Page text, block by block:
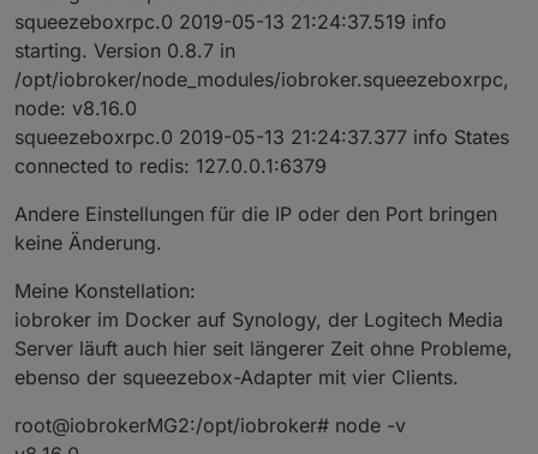
squeezeboxrpc.0 2019-05-13 21:24:37.519 info
starting. Version 0.8.7 in
/opt/iobroker/node_modules/iobroker.squeezeboxrpc,
node: v8.16.0
squeezeboxrpc.0 2019-05-13 21:24:37.377 info States
connected to redis: 127.0.0.1:6379
Andere Einstellungen für die IP oder den Port bringen
keine Änderung.
Meine Konstellation:
iobroker im Docker auf Synology, der Logitech Media
Server läuft auch hier seit längerer Zeit ohne Probleme,
ebenso der squeezebox-Adapter mit vier Clients.
root@iobrokerMG2:/opt/iobroker# node -v